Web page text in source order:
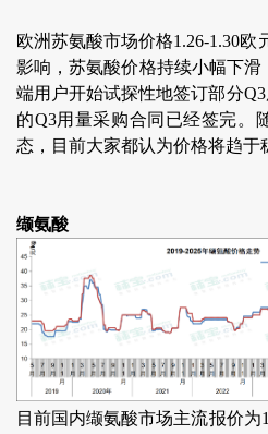
欧洲苏氨酸市场价格1.26-1.30
影响，苏氨酸价格持续小幅下
端用户开始试探性地签订部分
的Q3用量采购合同已经签完。
态，目前大家都认为价格将趋于
缬氨酸
目前国内缬氨酸市场主流报价为